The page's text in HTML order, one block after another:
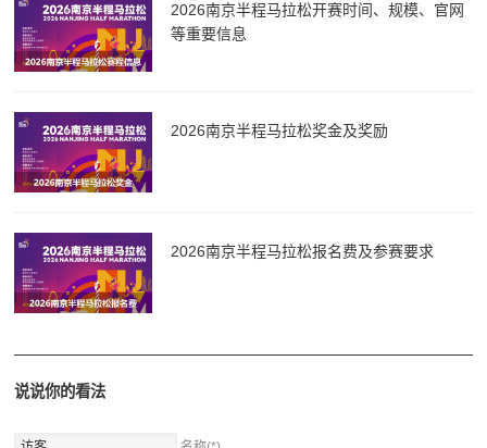
2026南京半程马拉松开赛时间、规模、官网
等重要信息
2026南京半程马拉松奖金及奖励
2026南京半程马拉松报名费及参赛要求
说说你的看法